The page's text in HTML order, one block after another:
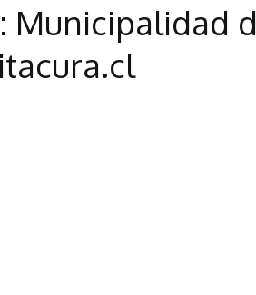
Municipalidad